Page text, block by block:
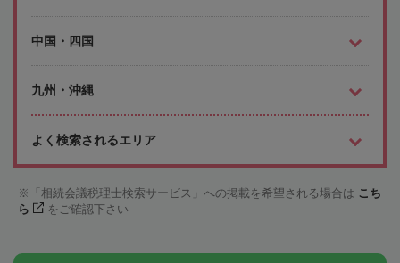
中国・四国
九州・沖縄
よく検索されるエリア
「相続会議税理士検索サービス」への掲載を希望される場合は こち
ら
をご確認下さい